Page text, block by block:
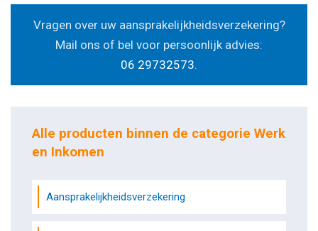
Vragen over uw aansprakelijkheidsverzekering?
Mail ons of bel voor persoonlijk advies:
06 29732573.
Alle producten binnen de categorie Werk
en Inkomen
Aansprakelijkheidsverzekering